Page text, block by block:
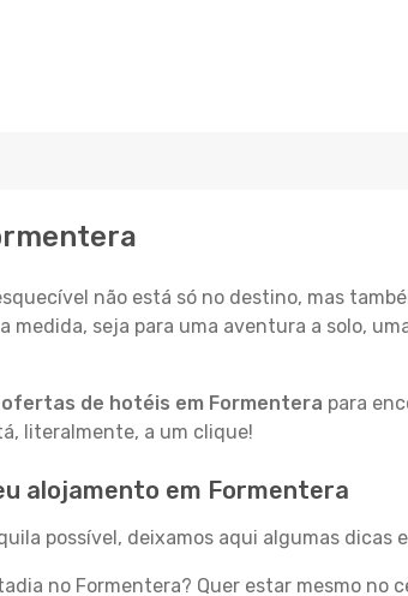
não está só no destino, mas
seja para uma aventura a solo,
de hotéis em Formentera para
literalmente, a um clique!
alojamento em Formentera
possível, deixamos aqui algumas dicas
no Formentera? Quer estar mesmo no